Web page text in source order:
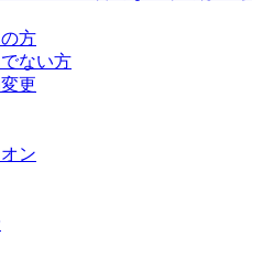
方
ない方
更
ン